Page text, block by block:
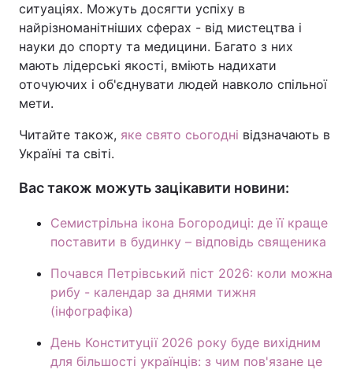
ситуаціях. Можуть досягти успіху в
найрізноманітніших сферах - від мистецтва і
науки до спорту та медицини. Багато з них
мають лідерські якості, вміють надихати
оточуючих і об'єднувати людей навколо спільної
мети.
Читайте також, яке свято сьогодні відзначають в
Україні та світі.
Вас також можуть зацікавити новини:
Семистрільна ікона Богородиці: де її краще
поставити в будинку – відповідь священика
Почався Петрівський піст 2026: коли можна
рибу - календар за днями тижня
(інфографіка)
День Конституції 2026 року буде вихідним
для більшості українців: з чим пов'язане це